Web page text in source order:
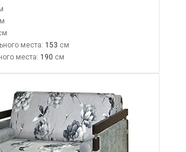
места: 153
места: 190